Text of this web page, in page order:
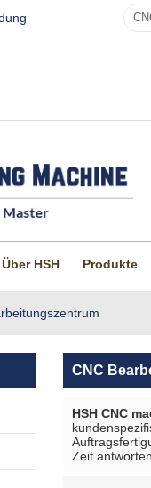
Über HSH Produkte
CNC
HSH CNC
Zeit